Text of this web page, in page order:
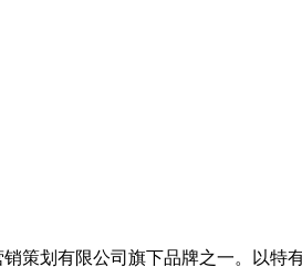
策划有限公司旗下品牌之一。以特